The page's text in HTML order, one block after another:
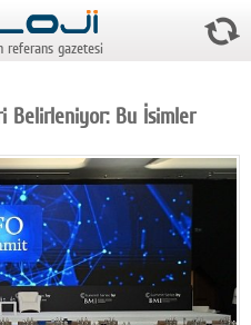
referans gazetesi
Belirleniyor: Bu İsimler